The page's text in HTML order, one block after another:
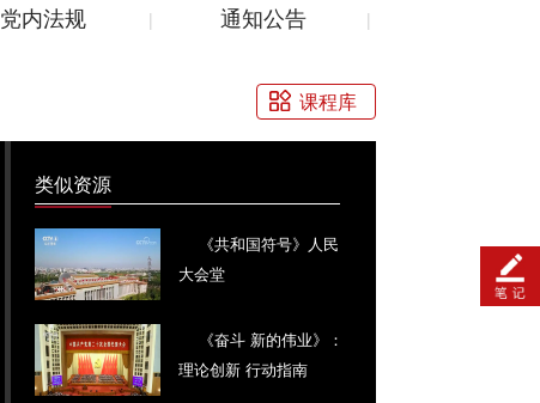
党内法规 通知公告
课程库
类似资源
《共和国符号》人民
大会堂
《奋斗 新的伟业》：
理论创新 行动指南